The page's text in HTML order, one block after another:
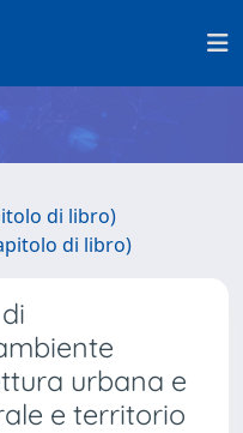
di libro)
di libro)
urbana e
e territorio